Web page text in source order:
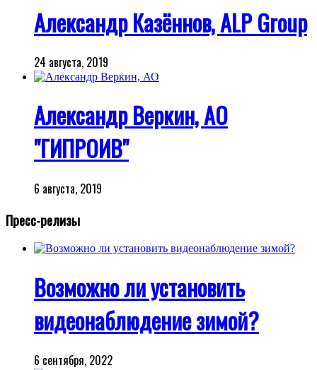
Александр Казённов, ALP Group
24 августа, 2019
Александр Веркин, АО
"ГИПРОИВ"
6 августа, 2019
Пресс-релизы
Возможно ли установить
видеонаблюдение зимой?
6 сентября, 2022